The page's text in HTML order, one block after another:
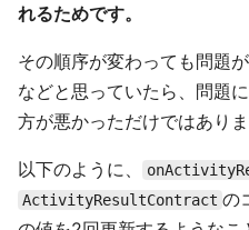
れるためです。
その順序が変わっても問題
などと思っていたら、問題
方が悪かっただけではありま
以下のように、
ActivityResultContract の